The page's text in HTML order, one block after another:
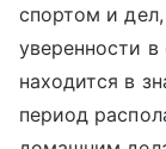
спортом и
уверенности
находится в
период